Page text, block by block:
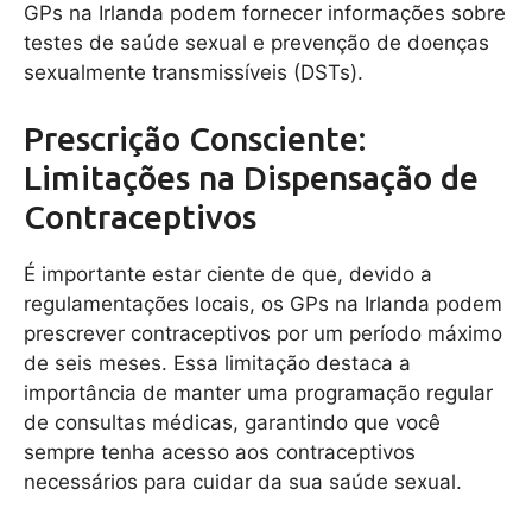
GPs na Irlanda podem fornecer informações sobre
testes de saúde sexual e prevenção de doenças
sexualmente transmissíveis (DSTs).
Prescrição Consciente:
Limitações na Dispensação de
Contraceptivos
É importante estar ciente de que, devido a
regulamentações locais, os GPs na Irlanda podem
prescrever contraceptivos por um período máximo
de seis meses. Essa limitação destaca a
importância de manter uma programação regular
de consultas médicas, garantindo que você
sempre tenha acesso aos contraceptivos
necessários para cuidar da sua saúde sexual.